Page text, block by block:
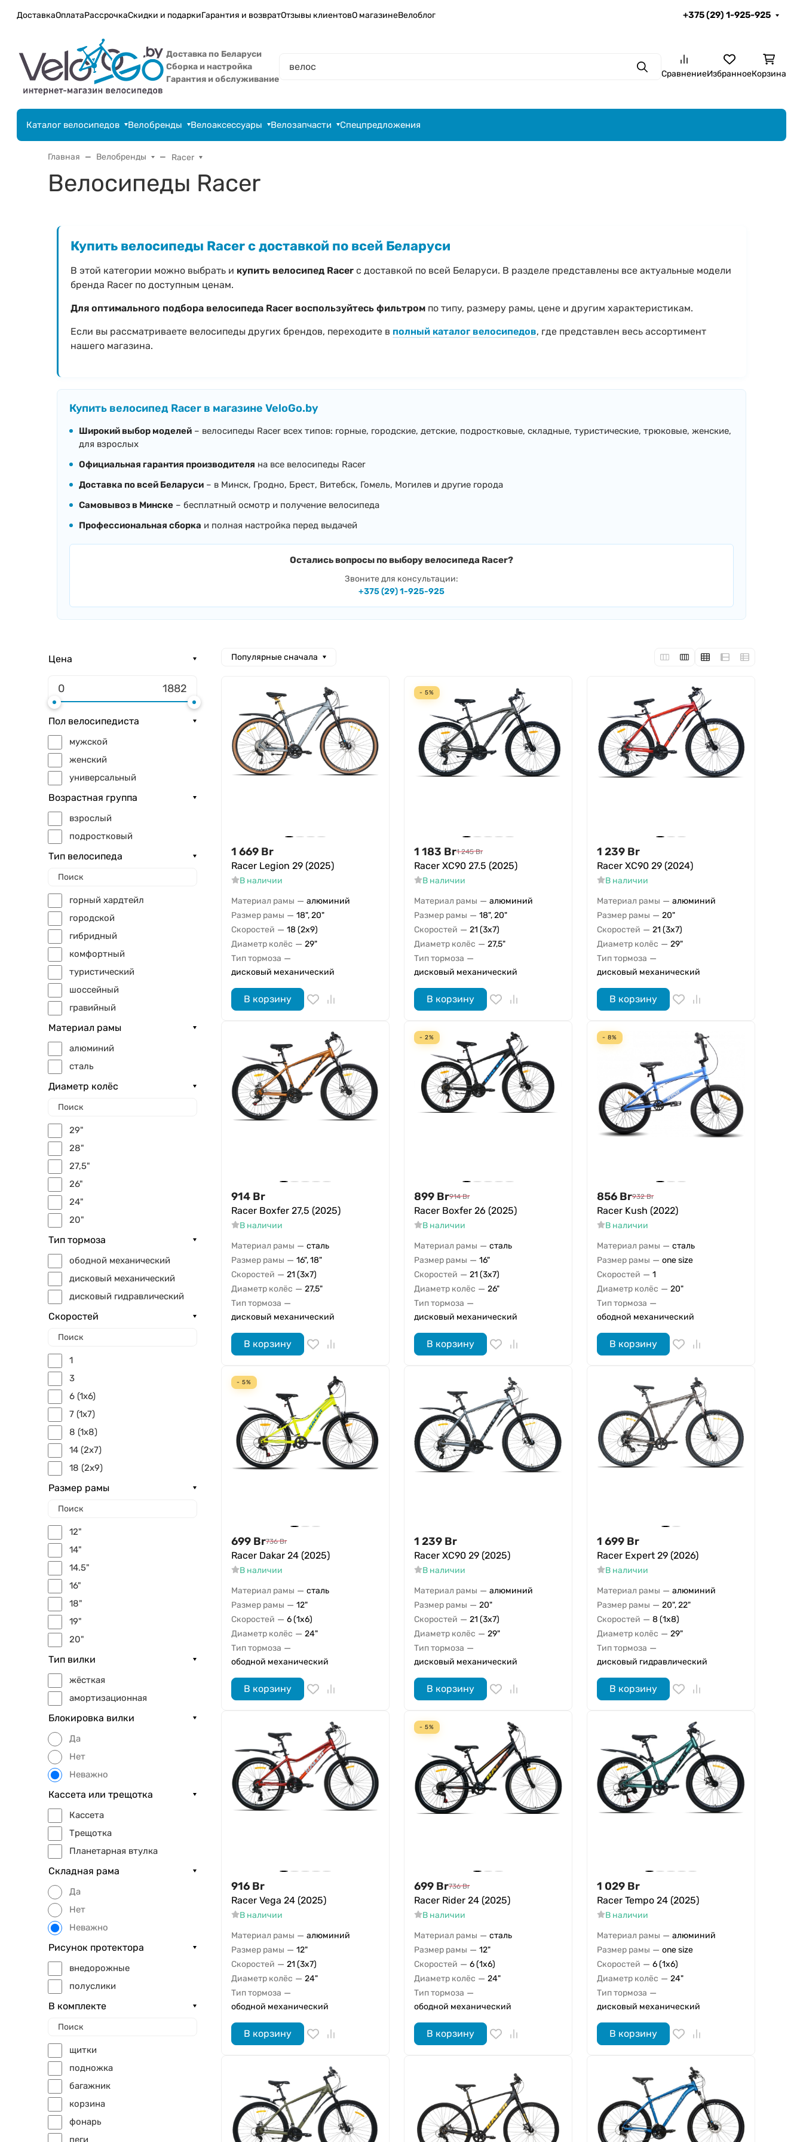
ДоставкаОплатаРассрочкаСкидки и подаркиГарантия и возвратОтзывы клиентовО магазинеВелоблог +375 (29) 1-925-925
Доставка по Беларуси
Сборка и настройка
Гарантия и обслуживание
ПоискСравнениеИзбранноеКорзина
Каталог велосипедов Велобренды Велоаксессуары Велозапчасти Спецпредложения
Главная Велобренды Racer
Велосипеды Racer
Купить велосипеды Racer с доставкой по всей Беларуси
В этой категории можно выбрать и купить велосипед Racer с доставкой по всей Беларуси. В разделе представлены все актуальные модели
бренда Racer по доступным ценам.
Для оптимального подбора велосипеда Racer воспользуйтесь фильтром по типу, размеру рамы, цене и другим характеристикам.
Если вы рассматриваете велосипеды других брендов, переходите в полный каталог велосипедов, где представлен весь ассортимент
нашего магазина.
Купить велосипед Racer в магазине VeloGo.by
Широкий выбор моделей – велосипеды Racer всех типов: горные, городские, детские, подростковые, складные, туристические, трюковые, женские,
для взрослых
Официальная гарантия производителя на все велосипеды Racer
Доставка по всей Беларуси – в Минск, Гродно, Брест, Витебск, Гомель, Могилев и другие города
Самовывоз в Минске – бесплатный осмотр и получение велосипеда
Профессиональная сборка и полная настройка перед выдачей
Остались вопросы по выбору велосипеда Racer?
Звоните для консультации:
+375 (29) 1-925-925
Цена
Пол велосипедиста
мужской
женский
универсальный
Возрастная группа
взрослый
подростковый
Тип велосипеда
горный хардтейл
городской
гибридный
комфортный
туристический
шоссейный
гравийный
bmx
Материал рамы
алюминий
сталь
Диаметр колёс
29"
28"
27,5"
26"
24"
20"
Тип тормоза
ободной механический
дисковый механический
дисковый гидравлический
Скоростей
1
3
6 (1x6)
7 (1x7)
8 (1x8)
14 (2x7)
18 (2x9)
18 (3x6)
Размер рамы
12"
14"
14.5"
16"
18"
19"
20"
20.5"
22"
Тип вилки
жёсткая
амортизационная
Блокировка вилки
Да
Нет
Неважно
Кассета или трещотка
Кассета
Трещотка
Планетарная втулка
Складная рама
Да
Нет
Неважно
Рисунок протектора
внедорожные
полуслики
В комплекте
щитки
подножка
багажник
корзина
фонарь
пеги
Популярные сначала
1 669 Br
Racer Legion 29 (2025)
В наличии
Материал рамы — алюминий
Размер рамы — 18", 20"
Скоростей — 18 (2x9)
Диаметр колёс — 29"
Тип тормоза —
дисковый механический
В корзину
- 5%
1 183 Br1 245 Br
Racer XC90 27.5 (2025)
В наличии
Материал рамы — алюминий
Размер рамы — 18", 20"
Скоростей — 21 (3x7)
Диаметр колёс — 27,5"
Тип тормоза —
дисковый механический
В корзину
1 239 Br
Racer XC90 29 (2024)
В наличии
Материал рамы — алюминий
Размер рамы — 20"
Скоростей — 21 (3x7)
Диаметр колёс — 29"
Тип тормоза —
дисковый механический
В корзину
914 Br
Racer Boxfer 27,5 (2025)
В наличии
Материал рамы — сталь
Размер рамы — 16", 18"
Скоростей — 21 (3x7)
Диаметр колёс — 27,5"
Тип тормоза —
дисковый механический
В корзину
- 2%
899 Br914 Br
Racer Boxfer 26 (2025)
В наличии
Материал рамы — сталь
Размер рамы — 16"
Скоростей — 21 (3x7)
Диаметр колёс — 26"
Тип тормоза —
дисковый механический
В корзину
- 8%
856 Br932 Br
Racer Kush (2022)
В наличии
Материал рамы — сталь
Размер рамы — one size
Скоростей — 1
Диаметр колёс — 20"
Тип тормоза —
ободной механический
В корзину
- 5%
699 Br736 Br
Racer Dakar 24 (2025)
В наличии
Материал рамы — сталь
Размер рамы — 12"
Скоростей — 6 (1x6)
Диаметр колёс — 24"
Тип тормоза —
ободной механический
В корзину
1 239 Br
Racer XC90 29 (2025)
В наличии
Материал рамы — алюминий
Размер рамы — 20"
Скоростей — 21 (3x7)
Диаметр колёс — 29"
Тип тормоза —
дисковый механический
В корзину
1 699 Br
Racer Expert 29 (2026)
В наличии
Материал рамы — алюминий
Размер рамы — 20", 22"
Скоростей — 8 (1x8)
Диаметр колёс — 29"
Тип тормоза —
дисковый гидравлический
В корзину
916 Br
Racer Vega 24 (2025)
В наличии
Материал рамы — алюминий
Размер рамы — 12"
Скоростей — 21 (3x7)
Диаметр колёс — 24"
Тип тормоза —
ободной механический
В корзину
- 5%
699 Br736 Br
Racer Rider 24 (2025)
В наличии
Материал рамы — сталь
Размер рамы — 12"
Скоростей — 6 (1x6)
Диаметр колёс — 24"
Тип тормоза —
ободной механический
В корзину
1 029 Br
Racer Tempo 24 (2025)
В наличии
Материал рамы — алюминий
Размер рамы — one size
Скоростей — 6 (1x6)
Диаметр колёс — 24"
Тип тормоза —
дисковый механический
В корзину